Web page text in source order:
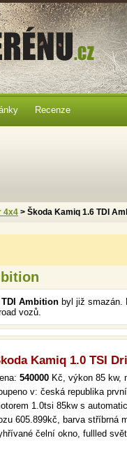
Ambition byl již smazán.
vozů.
Kamiq 1.0 TSI
540000 Kč, výkon 85 kw,
v: česká republika
1.0tsi 85kw s
605.899kč, barva stříbrná
čelní okno, fullled
Recenze
4x4 > Škoda Kamiq 1.6 TDI